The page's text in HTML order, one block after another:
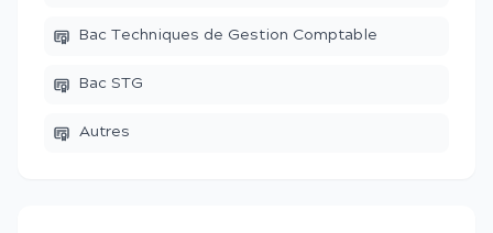
Bac Techniques de Gestion Comptable
Bac STG
Autres